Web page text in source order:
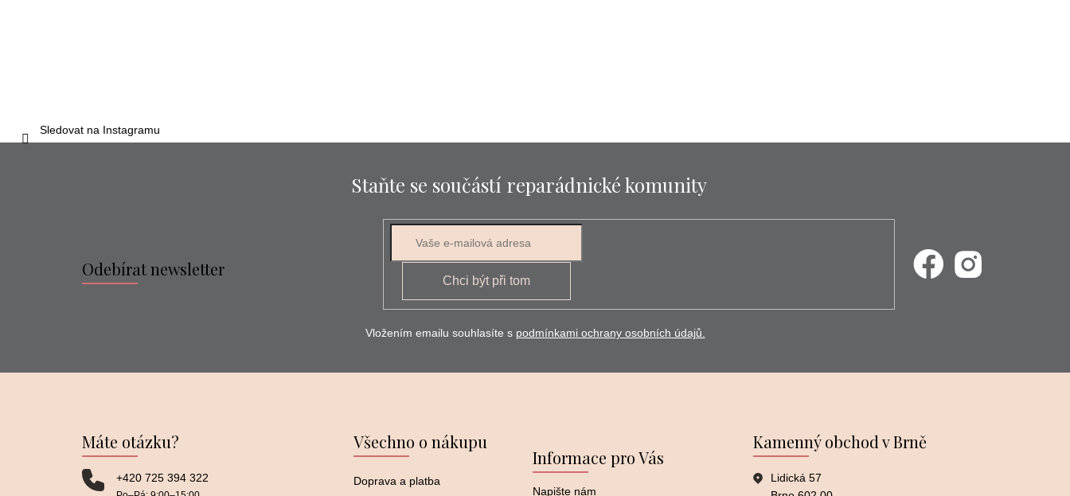
Sledovat na Instagramu
Staňte se součástí reparádnické komunity
Odebírat newsletter
Chci být při tom
Vložením emailu souhlasíte s podmínkami ochrany osobních údajů.
Máte otázku?
+420 725 394 322
Všechno o nákupu
Doprava a platba
Informace pro Vás
Napište nám
Kamenný obchod v Brně
Lidická 57